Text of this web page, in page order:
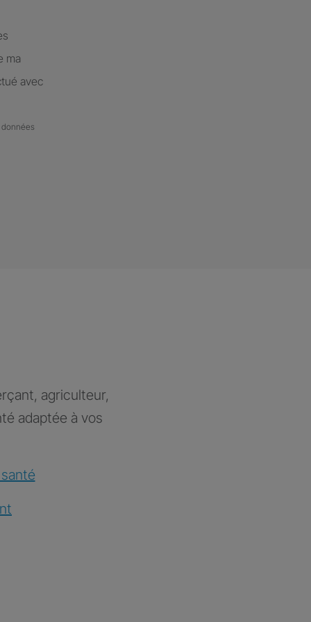
ma
avec
agriculteur,
adaptée à vos